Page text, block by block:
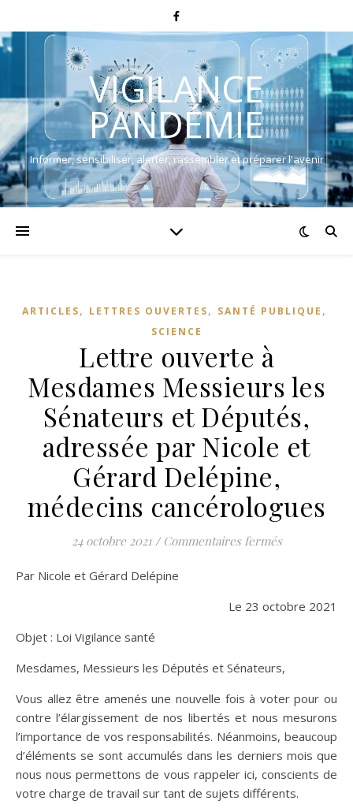
VIGILANCE
PANDÉMIE
Informer, sensibiliser, alerter, rassembler et préparer l'avenir
ARTICLES, LETTRES OUVERTES, SANTÉ PUBLIQUE ,
SCIENCE
Lettre ouverte à
Mesdames Messieurs les
Sénateurs et Députés,
adressée par Nicole et
Gérard Delépine,
médecins cancérologues
24 octobre 2021 / Commentaires ferméssur Lettre
Par Nicole et Gérard Delépine
Le 23 octobre 2021
Objet : Loi Vigilance santé
Mesdames, Messieurs les Députés et Sénateurs,
Vous allez être amenés une nouvelle fois à voter pour ou
contre l’élargissement de nos libertés et nous mesurons
l’importance de vos responsabilités. Néanmoins, beaucoup
d’éléments se sont accumulés dans les derniers mois que
nous nous permettons de vous rappeler ici, conscients de
votre charge de travail sur tant de sujets différents.